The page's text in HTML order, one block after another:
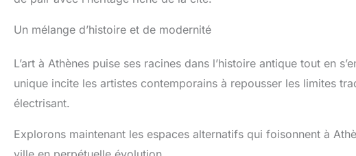
Un mélange d’histoire et de modernité
L’art à Athènes puise ses racines dans l’histoire antique tout en
unique incite les artistes contemporains à repousser les limites
électrisant.
Explorons maintenant les espaces alternatifs qui foisonnent à